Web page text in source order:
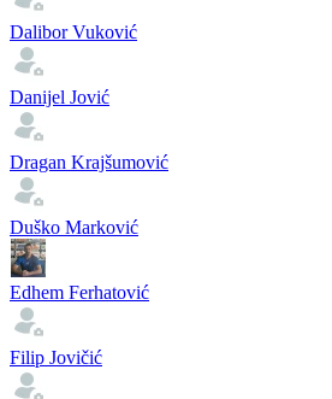
Dalibor Vuković
Danijel Jović
Dragan Krajšumović
Duško Marković
Edhem Ferhatović
Filip Jovičić